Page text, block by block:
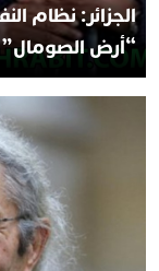
الجزائر: نظام
“أرض الصومال”